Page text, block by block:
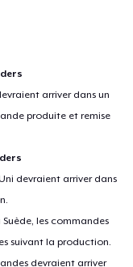
arriver dans un
produite et remise
devraient arriver dans
Suède, les commandes
suivant la production.
devraient arriver